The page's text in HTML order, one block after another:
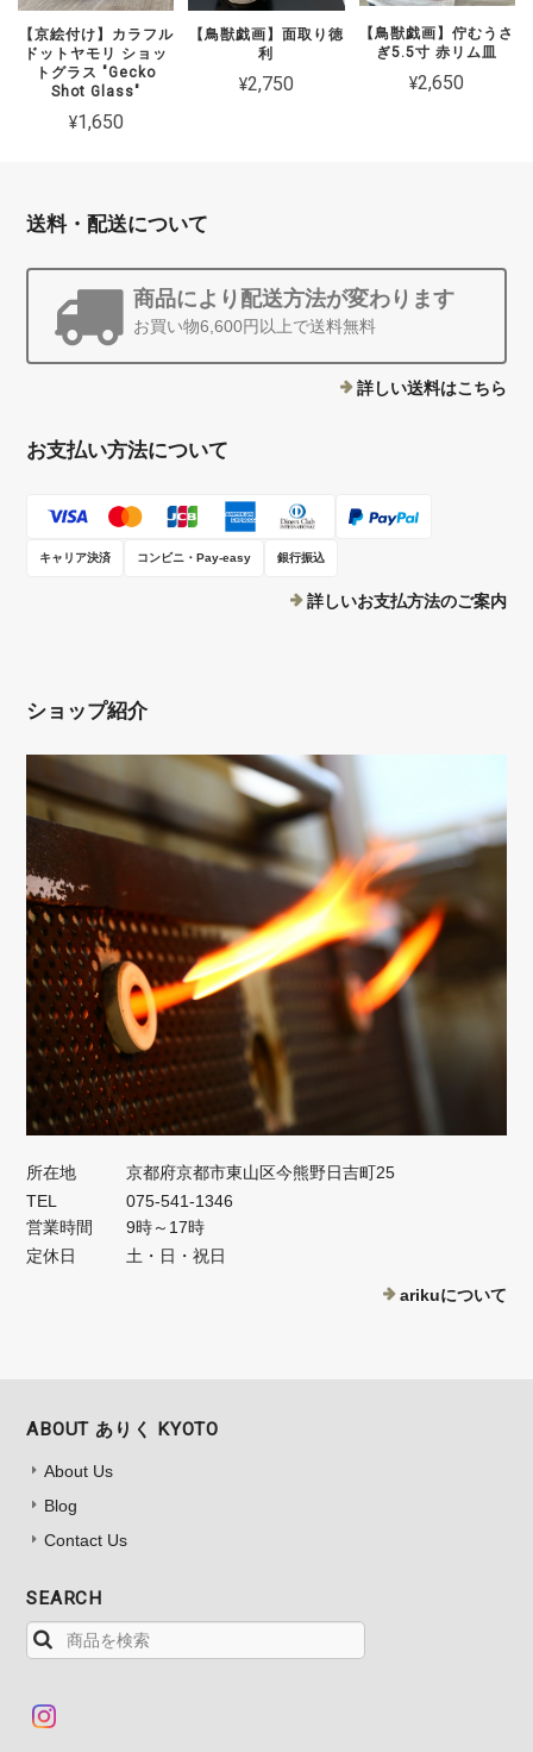
【京絵付け】カラフル
ドットヤモリ ショッ
トグラス "Gecko
Shot Glass"
¥1,650
【鳥獣戯画】面取り徳
利
¥2,750
【鳥獣戯画】佇むうさ
ぎ5.5寸 赤リム皿
¥2,650
送料・配送について
商品により配送方法が変わります
お買い物6,600円以上で送料無料
詳しい送料はこちら
お支払い方法について
キャリア決済 コンビニ・Pay-easy 銀行振込
詳しいお支払方法のご案内
ショップ紹介
所在地
京都府京都市東山区今熊野日吉町25
TEL
075-541-1346
営業時間
9時～17時
定休日
土・日・祝日
arikuについて
ABOUT ありく KYOTO
About Us
Blog
Contact Us
SEARCH